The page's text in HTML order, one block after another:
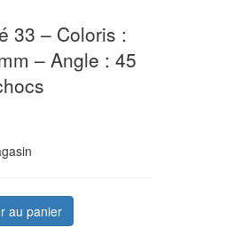
33 – Coloris :
– Angle : 45
au panier